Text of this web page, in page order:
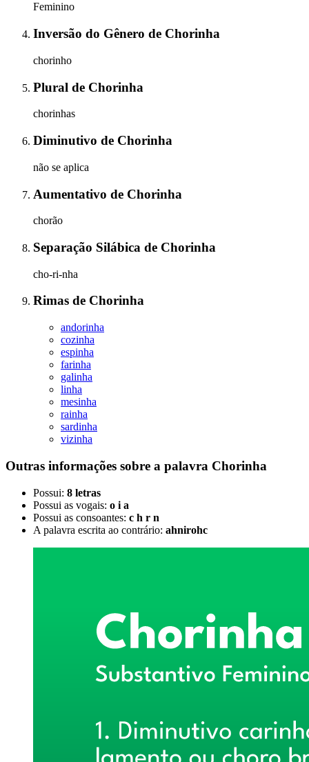
Feminino
Inversão do Gênero de Chorinha
chorinho
Plural de Chorinha
chorinhas
Diminutivo de Chorinha
não se aplica
Aumentativo de Chorinha
chorão
Separação Silábica de Chorinha
cho-ri-nha
Rimas de Chorinha
andorinha
cozinha
espinha
farinha
galinha
linha
mesinha
rainha
sardinha
vizinha
Outras informações sobre a palavra Chorinha
Possui: 8 letras
Possui as vogais: o i a
Possui as consoantes: c h r n
A palavra escrita ao contrário: ahnirohc